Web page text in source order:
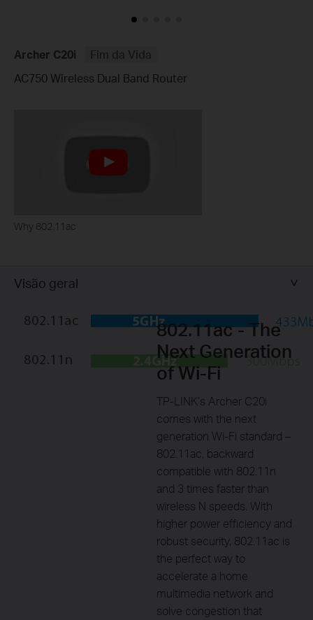
Archer C20i
Fim da Vida
AC750 Wireless Dual Band Router
Why 802.11ac
Visão geral
802.11ac - The
Next Generation
of Wi-Fi
TP-LINK’s Archer C20i
comes with the next
generation Wi-Fi standard –
802.11ac, backward
compatible with 802.11n
and 3 times faster than
wireless N speeds. With
higher power efficiency and
robust security, 802.11ac is
the perfect way to
accelerate a home
multimedia network and
solve congestion that